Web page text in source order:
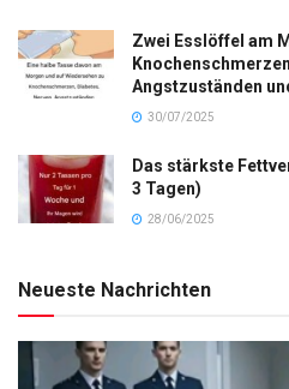
Zwei Esslöffel am
Angstzuständen
30/07/2025
Das stärkste
3 Tagen)
28/06/2025
Neueste Nachrichten